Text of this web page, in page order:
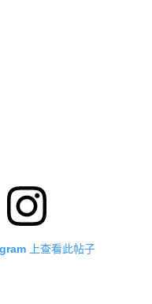
上查看此帖子